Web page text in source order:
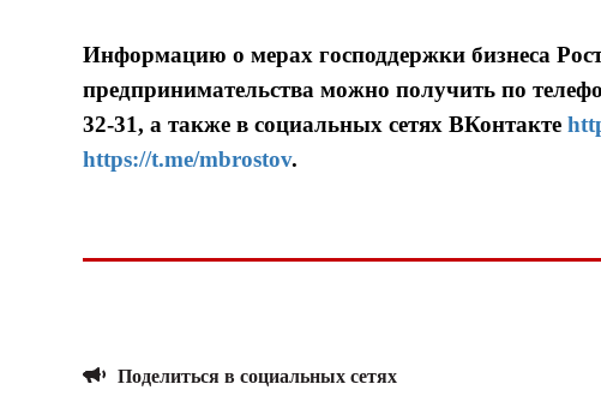
Информацию о мерах господдержки бизнеса
предпринимательства можно получить по
32-31, а также в социальных сетях ВКонтакте
https://t.me/mbrostov.
Поделиться в социальных сетях